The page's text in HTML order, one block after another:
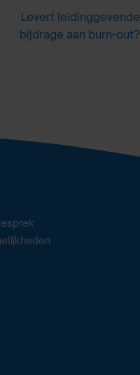
Levert leidinggevende
bijdrage aan burn-out?